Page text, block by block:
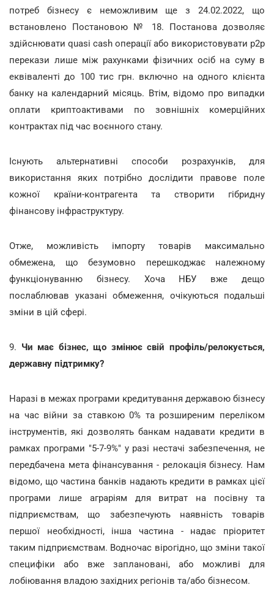
потреб бізнесу є неможливим ще з 24.02.2022, що
встановлено Постановою № 18. Постанова дозволяє
здійснювати quasi cash операції або використовувати p2p
перекази лише між рахунками фізичних осіб на суму в
еквіваленті до 100 тис грн. включно на одного клієнта
банку на календарний місяць. Втім, відомо про випадки
оплати криптоактивами по зовнішніх комерційних
контрактах під час воєнного стану.
Існують альтернативні способи розрахунків, для
використання яких потрібно дослідити правове поле
кожної країни-контрагента та створити гібридну
фінансову інфраструктуру.
Отже, можливість імпорту товарів максимально
обмежена, що безумовно перешкоджає належному
функціонуванню бізнесу. Хоча НБУ вже дещо
послаблював указані обмеження, очікуються подальші
зміни в цій сфері.
9. Чи має бізнес, що змінює свій профіль/релокується,
державну підтримку?
Наразі в межах програми кредитування державою бізнесу
на час війни за ставкою 0% та розширеним переліком
інструментів, які дозволять банкам надавати кредити в
рамках програми "5-7-9%" у разі нестачі забезпечення, не
передбачена мета фінансування - релокація бізнесу. Нам
відомо, що частина банків надають кредити в рамках цієї
програми лише аграріям для витрат на посівну та
підприємствам, що забезпечують наявність товарів
першої необхідності, інша частина - надає пріоритет
таким підприємствам. Водночас вірогідно, що зміни такої
специфіки або вже заплановані, або можливі для
лобіювання владою західних регіонів та/або бізнесом.